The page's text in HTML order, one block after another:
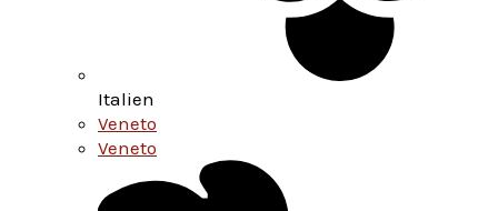
Italien
Veneto
Veneto